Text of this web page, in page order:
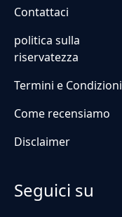
Contattaci
politica sulla
riservatezza
Termini e Condizioni
Come recensiamo
Disclaimer
Seguici su